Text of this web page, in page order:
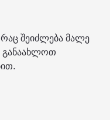
შეიძლება მალე